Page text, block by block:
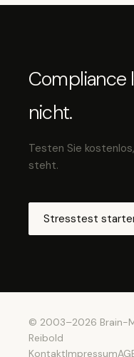
Compliance
nicht.
Testen Sie
steht.
Stresstest
© 2003–2026 Brain-
Reibold
KontaktImpressum